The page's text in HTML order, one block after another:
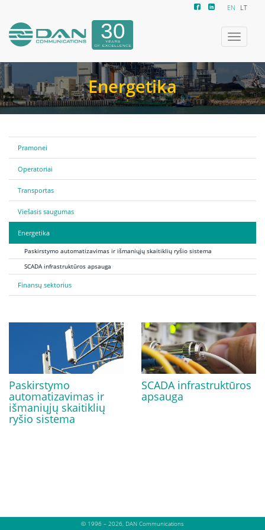
EN LT
Toggle
Energetika
Pramonei
Operatoriai
Transportas
Viešasis saugumas
Energetika
Paskirstymo automatizavimas ir išmaniųjų skaitiklių ryšio sistema
SCADA infrastruktūros apsauga
Finansų sektorius
Paskirstymo
automatizavimas ir
išmaniųjų skaitiklių
ryšio sistema
SCADA infrastruktūros
apsauga
© 1996 – 2026, DAN Communications